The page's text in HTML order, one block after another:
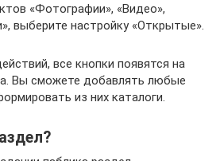
«Фотографии», «Видео»,
выберите настройку «Открытые».
все кнопки появятся на
Вы сможете добавлять любые
из них каталоги.